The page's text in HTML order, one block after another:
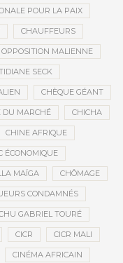
POUR LA PAIX
CHAUFFEURS
MALIENNE
SECK
CHÈQUE GÉANT
DU MARCHÉ CHICHA
CHINE AFRIQUE
ÉCONOMIQUE
MAÏGA CHÔMAGE
CONDAMNÉS
GABRIEL TOURÉ
CICR CICR MALI
CINÉMA AFRICAIN